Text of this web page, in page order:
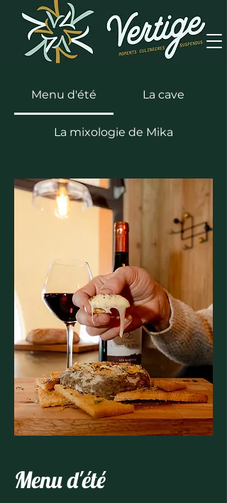
Menu d'été La cave
La mixologie de Mika
Menu d'été